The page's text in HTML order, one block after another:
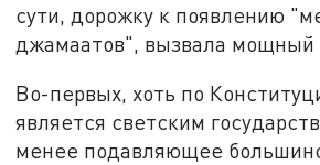
сути, дорожку к появлению
джамаатов", вызвала мощный
Во-первых, хоть по
является светским
менее подавляющее